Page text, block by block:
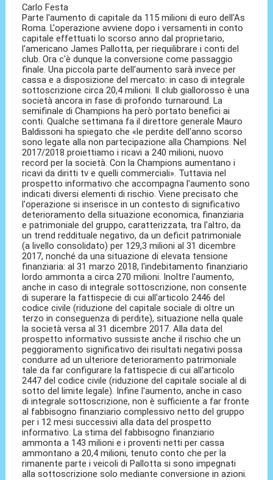
Carlo Festa
Parte l'aumento di capitale da 115 milioni di euro dell'As
Roma. L'operazione avviene dopo i versamenti in conto
capitale effettuati lo scorso anno dal proprietario,
l'americano James Pallotta, per riequilibrare i conti del
club. Ora c'è dunque la conversione come passaggio
finale. Una piccola parte dell'aumento sarà invece per
cassa e a disposizione del mercato: in caso di integrale
sottoscrizione circa 20,4 milioni. Il club giallorosso è una
società ancora in fase di profondo turnaround. La
semifinale di Champions ha però portato benefici ai
conti. Qualche settimana fa il direttore generale Mauro
Baldissoni ha spiegato che «le perdite dell'anno scorso
sono legate alla non partecipazione alla Champions. Nel
2017/2018 proiettiamo i ricavi a 240 milioni, nuovo
record per la società. Con la Champions aumentano i
ricavi da diritti tv e quelli commerciali». Tuttavia nel
prospetto informativo che accompagna l'aumento sono
indicati diversi elementi di rischio. Viene precisato che
l'operazione si inserisce in un contesto di significativo
deterioramento della situazione economica, finanziaria
e patrimoniale del gruppo, caratterizzata, tra l'altro, da
un trend reddituale negativo, da un deficit patrimoniale
(a livello consolidato) per 129,3 milioni al 31 dicembre
2017, nonché da una situazione di elevata tensione
finanziaria: al 31 marzo 2018, l'indebitamento finanziario
lordo ammonta a circa 270 milioni. Inoltre l'aumento,
anche in caso di integrale sottoscrizione, non consente
di superare la fattispecie di cui all'articolo 2446 del
codice civile (riduzione del capitale sociale di oltre un
terzo in conseguenza di perdite), situazione nella quale
la società versa al 31 dicembre 2017. Alla data del
prospetto informativo sussiste anche il rischio che un
peggioramento significativo dei risultati negativi possa
condurre ad un ulteriore deterioramento patrimoniale
tale da far configurare la fattispecie di cui all'articolo
2447 del codice civile (riduzione del capitale sociale al di
sotto del limite legale). Infine l'aumento, anche in caso
di integrale sottoscrizione, non è sufficiente a far fronte
al fabbisogno finanziario complessivo netto del gruppo
per i 12 mesi successivi alla data del prospetto
informativo. La stima del fabbisogno finanziario
ammonta a 143 milioni e i proventi netti per cassa
ammontano a 20,4 milioni, tenuto conto che per la
rimanente parte i veicoli di Pallotta si sono impegnati
alla sottoscrizione solo mediante conversione in azioni.